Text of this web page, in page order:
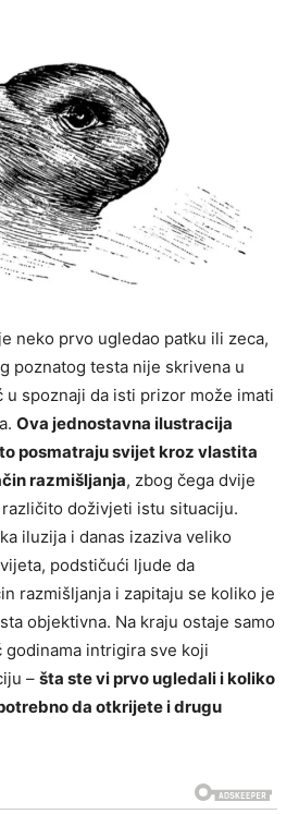
neko prvo ugledao patku ili zeca,
poznatog testa nije skrivena u
u spoznaji da isti prizor može imati
Ova jednostavna ilustracija
posmatraju svijet kroz vlastita
razmišljanja, zbog čega dvije
doživjeti istu situaciju.
iluzija i danas izaziva veliko
podstičući ljude da
razmišljanja i zapitaju se koliko je
objektivna. Na kraju ostaje samo
intrigira sve koji
– šta ste vi prvo ugledali i koliko
da otkrijete i drugu